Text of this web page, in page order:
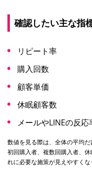
確認したい主な指
リピート率
購入回数
顧客単価
休眠顧客数
メールやLINEの反応
数値を見る際は、全体の平均だ
初回購入者、複数回購入者、
れに必要な施策が見えやすくな